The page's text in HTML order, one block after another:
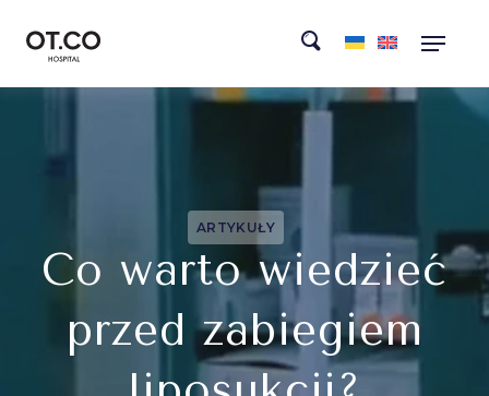
ARTYKUŁY
Co warto wiedzieć
przed zabiegiem